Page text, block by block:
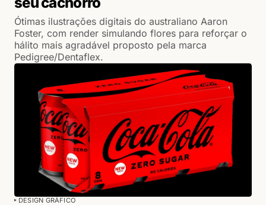
Ótimas ilustrações digitais do australiano Aaron
Foster, com render simulando flores para reforçar o
hálito mais agradável proposto pela marca
Pedigree/Dentaflex.
DESIGN GRÁFICO